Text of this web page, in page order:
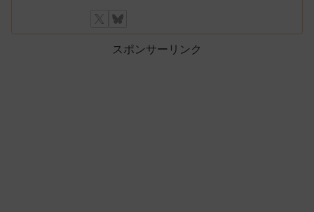
スポンサーリンク